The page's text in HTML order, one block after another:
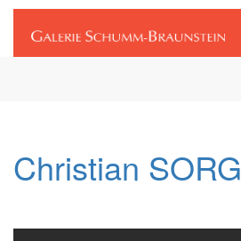
Christian SORG